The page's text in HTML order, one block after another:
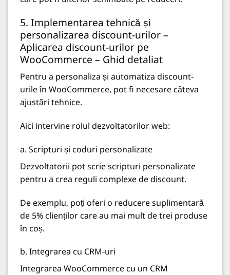
5. Implementarea tehnică și
personalizarea discount-urilor –
Aplicarea discount-urilor pe
WooCommerce – Ghid detaliat
Pentru a personaliza și automatiza discount-
urile în WooCommerce, pot fi necesare câteva
ajustări tehnice.
Aici intervine rolul dezvoltatorilor web:
a. Scripturi și coduri personalizate
Dezvoltatorii pot scrie scripturi personalizate
pentru a crea reguli complexe de discount.
De exemplu, poți oferi o reducere suplimentară
de 5% clienților care au mai mult de trei produse
în coș.
b. Integrarea cu CRM-uri
Integrarea WooCommerce cu un CRM